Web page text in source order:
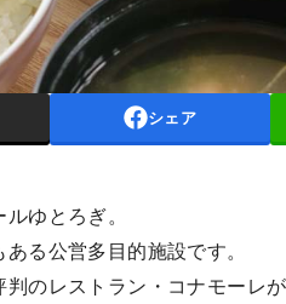
シェア
ゆとろぎ。
る公営多目的施設です。
のレストラン・コナモーレが